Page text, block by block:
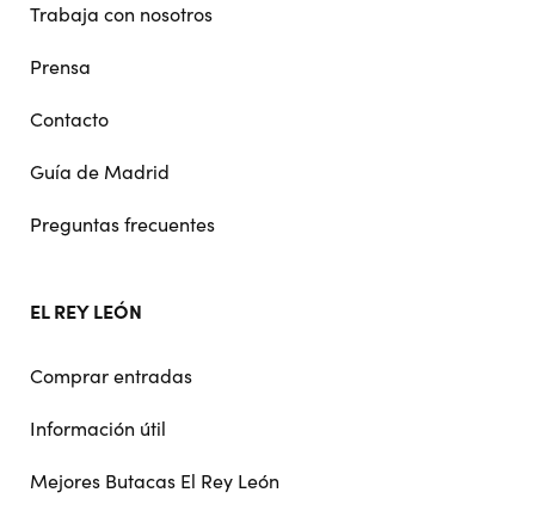
Trabaja con nosotros
Prensa
Contacto
Guía de Madrid
Preguntas frecuentes
EL REY LEÓN
Comprar entradas
Información útil
Mejores Butacas El Rey León